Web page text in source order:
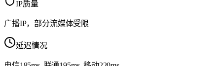
IP质量
广播IP，部分流媒体受限
延迟情况